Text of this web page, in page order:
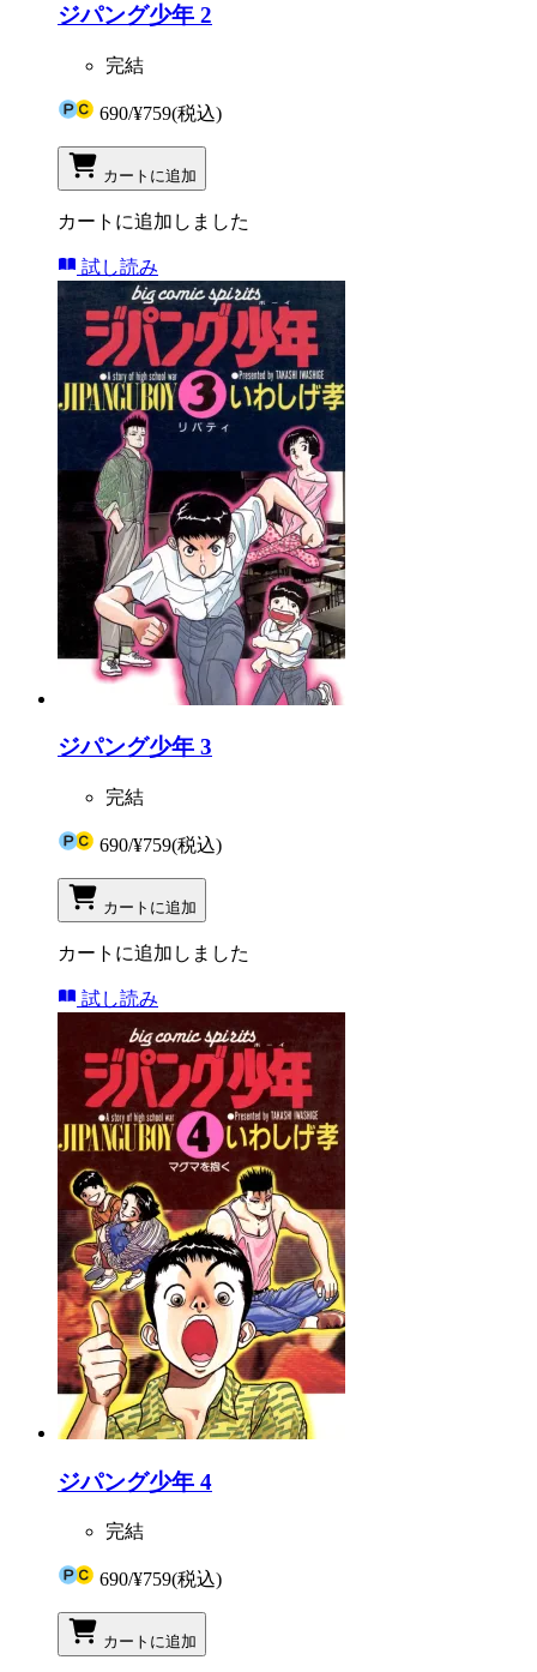
ジパング少年 2
完結
690/¥759(税込)
カートに追加
カートに追加しました
試し読み
ジパング少年 3
完結
690/¥759(税込)
カートに追加
カートに追加しました
試し読み
ジパング少年 4
完結
690/¥759(税込)
カートに追加